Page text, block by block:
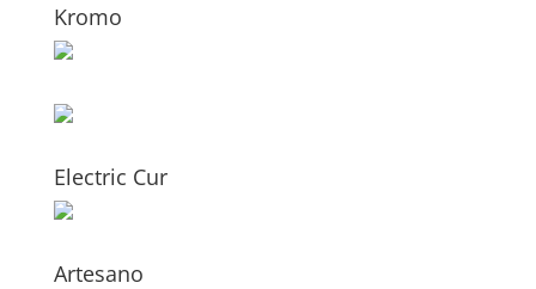
Kromo
Electric Cur
Artesano